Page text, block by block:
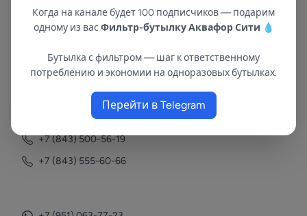
В республиках Татарстан и Марий Эл
+7 (843) 558-78-43
+7 (843) 500-56-19
+7 (843) 555-60-66
Когда на канале будет 100 подписчиков — подарим
одному из вас Фильтр-бутылку Аквафор Сити 💧
Бутылка с фильтром — шаг к ответственному
потреблению и экономии на одноразовых бутылках.
Перейти в Telegram